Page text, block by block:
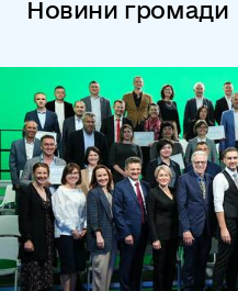
Новини громади